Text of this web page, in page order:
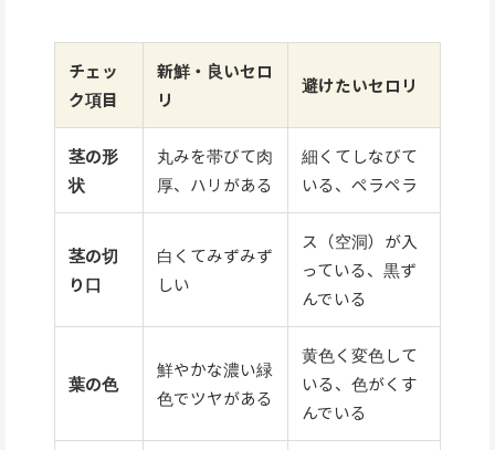
チェッ
ク項目
新鮮・良いセロ
リ
避けたいセロリ
茎の形
状
丸みを帯びて肉
厚、ハリがある
細くてしなびて
いる、ペラペラ
茎の切
り口
白くてみずみず
しい
ス（空洞）が入
っている、黒ず
んでいる
葉の色
鮮やかな濃い緑
色でツヤがある
黄色く変色して
いる、色がくす
んでいる